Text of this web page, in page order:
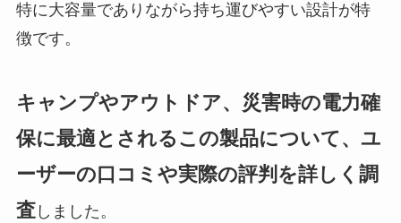
特に大容量でありながら持ち運びやすい設計が特
徴です。
キャンプやアウトドア、災害時の電力確
保に最適とされるこの製品について、ユ
ーザーの口コミや実際の評判を詳しく調
査しました。